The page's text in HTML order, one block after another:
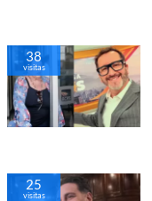
38
visitas
25
visitas